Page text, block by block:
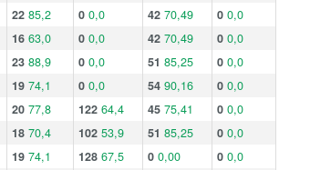
22 85,2 0 0,0 42 70,49 0 0,0
16 63,0 0 0,0 42 70,49 0 0,0
23 88,9 0 0,0 51 85,25 0 0,0
19 74,1 0 0,0 54 90,16 0 0,0
20 77,8 122 64,4 45 75,41 0 0,0
18 70,4 102 53,9 51 85,25 0 0,0
19 74,1 128 67,5 0 0,00 0 0,0